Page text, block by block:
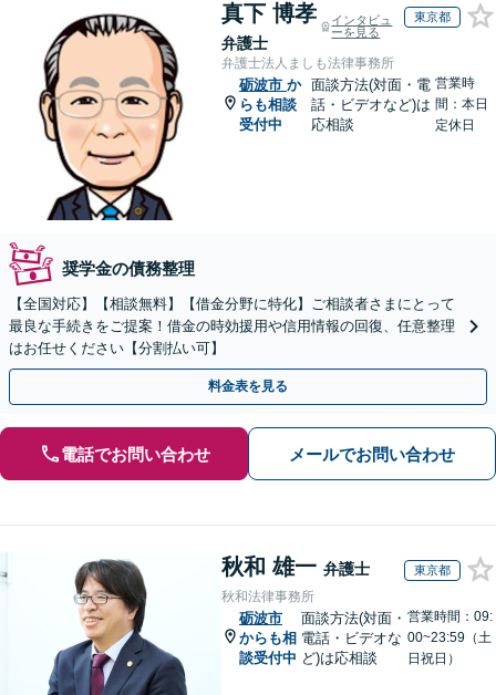
真下 博孝
弁護士
インタビュ
ーを見る
東京都
弁護士法人ましも法律事務所
砺波市 か
らも相談
受付中
面談方法(対面・電
話・ビデオなど)は
応相談
営業時
間：本日
定休日
奨学金の債務整理
【全国対応】【相談無料】【借金分野に特化】ご相談者さまにとって
最良な手続きをご提案！借金の時効援用や信用情報の回復、任意整理
はお任せください【分割払い可】
料金表を見る
電話でお問い合わせ メールでお問い合わせ
秋和 雄一 弁護士 東京都
秋和法律事務所
砺波市
からも相
談受付中
面談方法(対面・
電話・ビデオな
ど)は応相談
営業時間：09:
00~23:59（土
日祝日）